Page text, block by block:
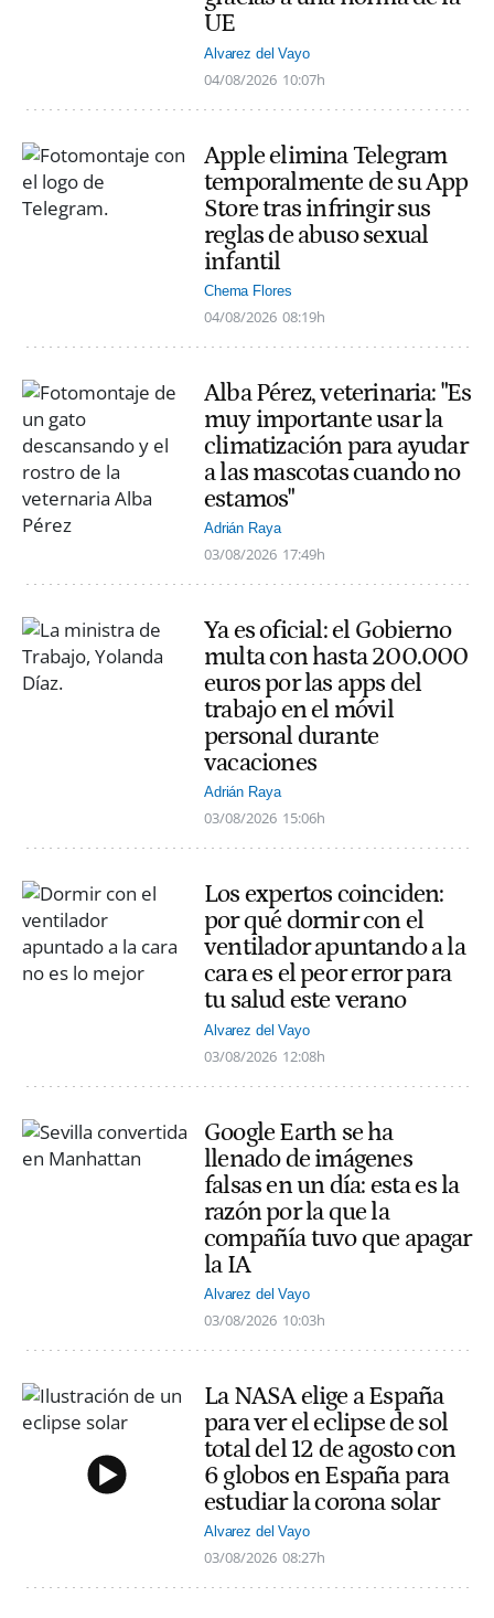
UE
Alvarez del Vayo
04/08/2026 10:07h
Apple elimina Telegram
temporalmente de su App
Store tras infringir sus
reglas de abuso sexual
infantil
Chema Flores
04/08/2026 08:19h
Alba Pérez, veterinaria: "Es
muy importante usar la
climatización para ayudar
a las mascotas cuando no
estamos"
Adrián Raya
03/08/2026 17:49h
Ya es oficial: el Gobierno
multa con hasta 200.000
euros por las apps del
trabajo en el móvil
personal durante
vacaciones
Adrián Raya
03/08/2026 15:06h
Los expertos coinciden:
por qué dormir con el
ventilador apuntando a la
cara es el peor error para
tu salud este verano
Alvarez del Vayo
03/08/2026 12:08h
Google Earth se ha
llenado de imágenes
falsas en un día: esta es la
razón por la que la
compañía tuvo que apagar
la IA
Alvarez del Vayo
03/08/2026 10:03h
La NASA elige a España
para ver el eclipse de sol
total del 12 de agosto con
6 globos en España para
estudiar la corona solar
Alvarez del Vayo
03/08/2026 08:27h